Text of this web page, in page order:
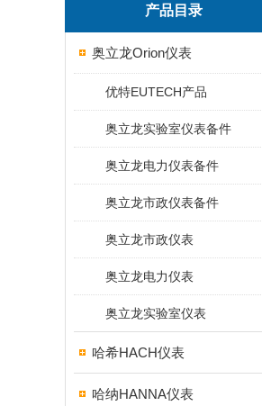
产品目录
奥立龙Orion仪表
优特EUTECH产品
奥立龙实验室仪表备件
奥立龙电力仪表备件
奥立龙市政仪表备件
奥立龙市政仪表
奥立龙电力仪表
奥立龙实验室仪表
哈希HACH仪表
哈纳HANNA仪表